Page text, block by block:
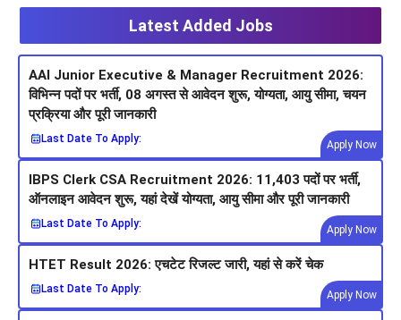
Latest Added Jobs
AAI Junior Executive & Manager Recruitment 2026:
विभिन्न पदों पर भर्ती, 08 अगस्त से आवेदन शुरू, योग्यता, आयु सीमा, चयन
प्रक्रिया और पूरी जानकारी
Last Date To Apply:
Apply Now
IBPS Clerk CSA Recruitment 2026: 11,403 पदों पर भर्ती,
ऑनलाइन आवेदन शुरू, यहां देखें योग्यता, आयु सीमा और पूरी जानकारी
Last Date To Apply:
Apply Now
HTET Result 2026: एचटेट रिजल्ट जारी, यहां से करें चेक
Last Date To Apply:
Apply Now